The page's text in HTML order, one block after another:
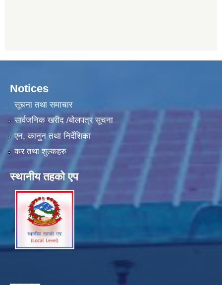
Notices
सूचना तथा समाचार
सार्वजनिक खरीद /बोलपत्र सूचना
एन, कानुन तथा निर्देशिका
कर तथा शुल्कहरु
स्थानीय तहको एप